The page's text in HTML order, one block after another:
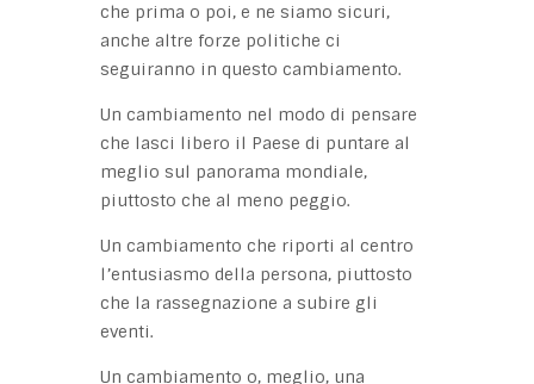
che prima o poi, e ne siamo sicuri,
anche altre forze politiche ci
seguiranno in questo cambiamento.
Un cambiamento nel modo di pensare
che lasci libero il Paese di puntare al
meglio sul panorama mondiale,
piuttosto che al meno peggio.
Un cambiamento che riporti al centro
l’entusiasmo della persona, piuttosto
che la rassegnazione a subire gli
eventi.
Un cambiamento o, meglio, una